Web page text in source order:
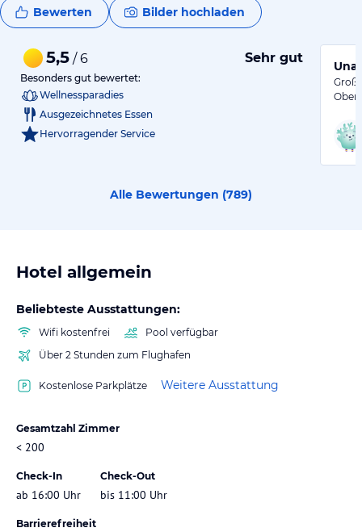
Bewerten Bilder hochladen
5,5 / 6 Sehr gut
Besonders gut bewertet:
Wellnessparadies
Ausgezeichnetes Essen
Hervorragender Service
Alle Bewertungen (789)
Hotel allgemein
Beliebteste Ausstattungen:
Wifi kostenfrei
Pool verfügbar
Über 2 Stunden zum Flughafen
Kostenlose Parkplätze Weitere Ausstattung
Gesamtzahl Zimmer
< 200
Check-In
ab 16:00 Uhr
Check-Out
bis 11:00 Uhr
Barrierefreiheit